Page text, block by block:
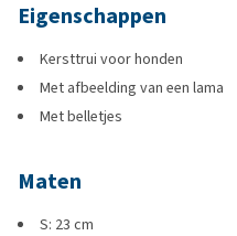
Eigenschappen
Kersttrui voor honden
Met afbeelding van een lama
Met belletjes
Maten
S: 23 cm